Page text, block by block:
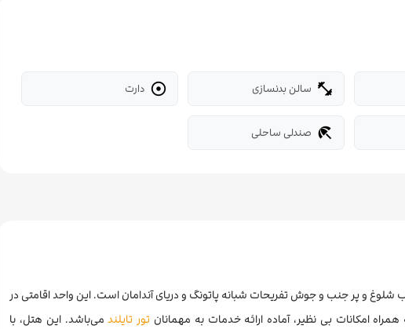
fitness_center سالن بدنسازی  دارت
beach_access صندلی ساحلی
5 ستاره منحصر به فرد در قلب شلوغ و پر جنب و جوش تفریحات شبانه پاتونگ و دریای آندامان است. این واحد اقامتی در
تور تایلند می‌باشد. این هتل، با